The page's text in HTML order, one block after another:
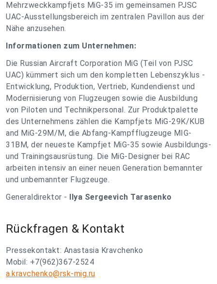
Mehrzweckkampfjets MiG-35 im gemeinsamen PJSC
UAC-Ausstellungsbereich im zentralen Pavillon aus der
Nähe anzusehen.
Informationen zum Unternehmen:
Die Russian Aircraft Corporation MiG (Teil von PJSC
UAC) kümmert sich um den kompletten Lebenszyklus -
Entwicklung, Produktion, Vertrieb, Kundendienst und
Modernisierung von Flugzeugen sowie die Ausbildung
von Piloten und Technikpersonal. Zur Produktpalette
des Unternehmens zählen die Kampfjets MiG-29K/KUB
and MiG-29M/M, die Abfang-Kampfflugzeuge MIG-
31BM, der neueste Kampfjet MiG-35 sowie Ausbildungs-
und Trainingsausrüstung. Die MiG-Designer bei RAC
arbeiten intensiv an einer neuen Generation bemannter
und unbemannter Flugzeuge.
Generaldirektor - Ilya Sergeevich Tarasenko
Rückfragen & Kontakt
Pressekontakt: Anastasia Kravchenko
Mobil: +7(962)367-2524
a.kravchenko@rsk-mig.ru